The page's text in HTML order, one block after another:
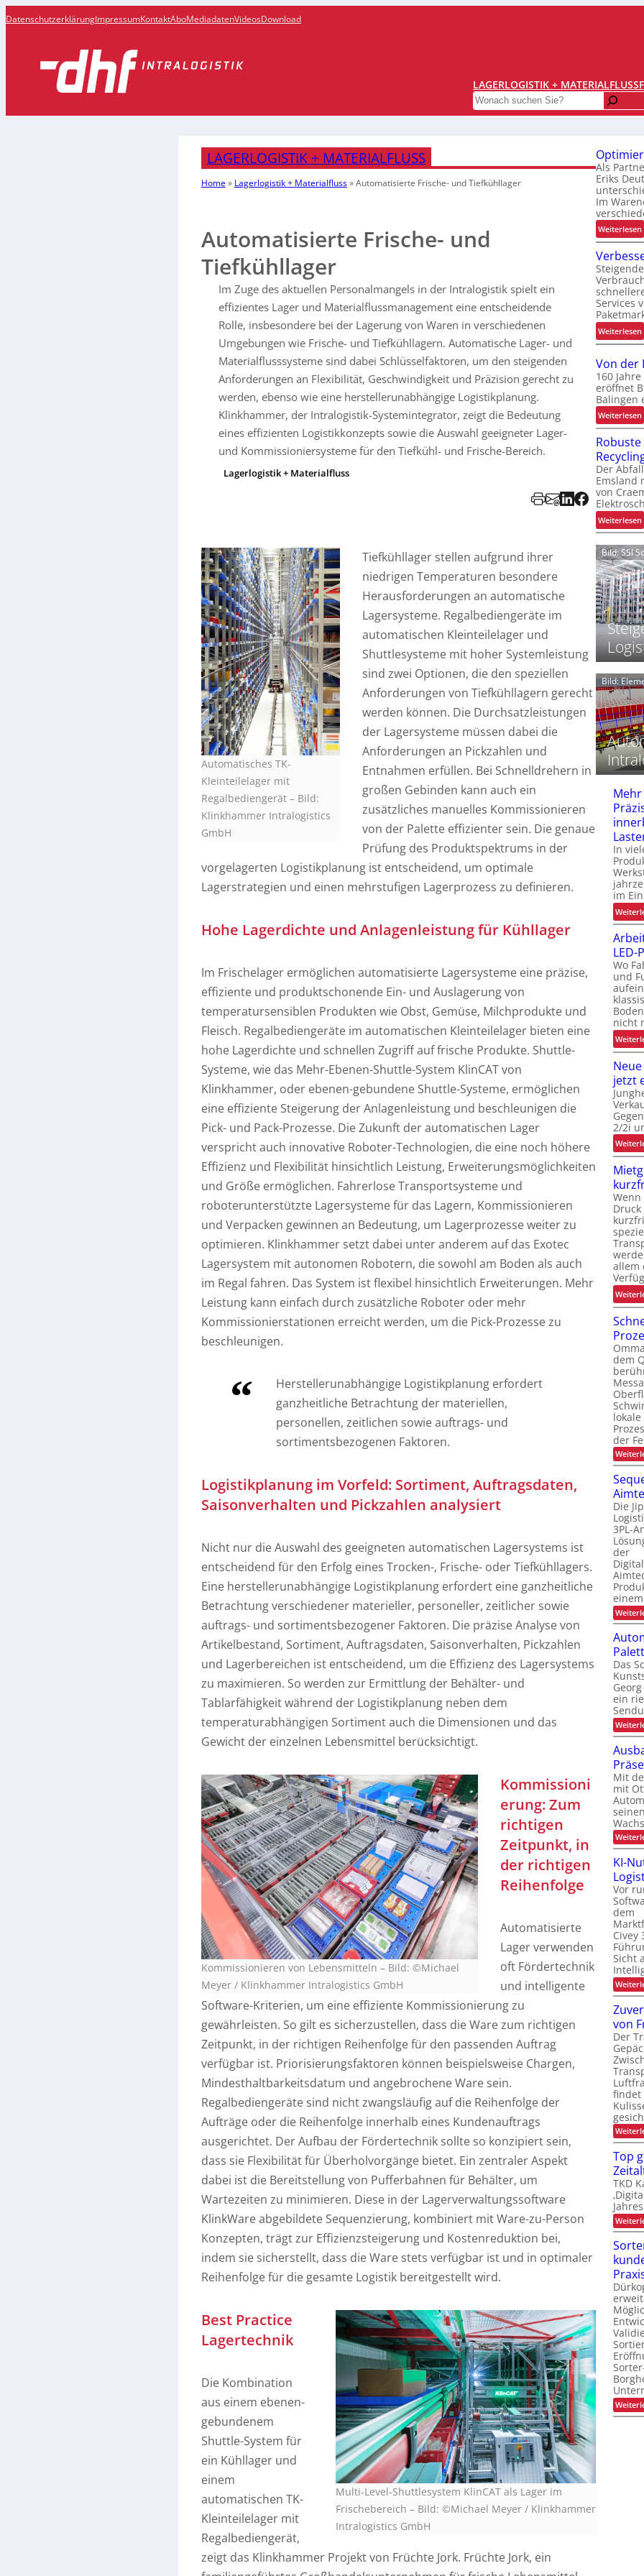
DatenschutzerklärungImpressumKontaktAboMediadatenVideosDownload
LAGERLOGISTIK + MATERIALFLUSS
Search
LAGERLOGISTIK + MATERIALFLUSS
Home» Lagerlogistik + Materialfluss»Automatisierte Frische- und Tiefkühllager
Automatisierte Frische- und
Tiefkühllager
Im Zuge des aktuellen Personalmangels in der Intralogistik spielt ein
effizientes Lager und Materialflussmanagement eine entscheidende
Rolle, insbesondere bei der Lagerung von Waren in verschiedenen
Umgebungen wie Frische- und Tiefkühllagern. Automatische Lager- und
Materialflusssysteme sind dabei Schlüsselfaktoren, um den steigenden
Anforderungen an Flexibilität, Geschwindigkeit und Präzision gerecht zu
werden, ebenso wie eine herstellerunabhängige Logistikplanung.
Klinkhammer, der Intralogistik-Systemintegrator, zeigt die Bedeutung
eines effizienten Logistikkonzepts sowie die Auswahl geeigneter Lager-
und Kommissioniersysteme für den Tiefkühl- und Frische-Bereich.
Lagerlogistik + Materialfluss
Automatisches TK-
Kleinteilelager mit
Regalbediengerät– Bild:
Klinkhammer Intralogistics
GmbH
Tiefkühllager stellen aufgrund ihrer
niedrigen Temperaturen besondere
Herausforderungen an automatische
Lagersysteme. Regalbediengeräte im
automatischen Kleinteilelager und
Shuttlesysteme mit hoher Systemleistung
sind zwei Optionen, die den speziellen
Anforderungen von Tiefkühllagern gerecht
werden können. Die Durchsatzleistungen
der Lagersysteme müssen dabei die
Anforderungen an Pickzahlen und
Entnahmen erfüllen. Bei Schnelldrehern in
großen Gebinden kann auch ein
zusätzliches manuelles Kommissionieren
von der Palette effizienter sein. Die genaue
Prüfung des Produktspektrums in der
vorgelagerten Logistikplanung ist entscheidend, um optimale
Lagerstrategien und einen mehrstufigen Lagerprozess zu definieren.
Hohe Lagerdichte und Anlagenleistung für Kühllager
Im Frischelager ermöglichen automatisierte Lagersysteme eine präzise,
effiziente und produktschonende Ein- und Auslagerung von
temperatursensiblen Produkten wie Obst, Gemüse, Milchprodukte und
Fleisch. Regalbediengeräte im automatischen Kleinteilelager bieten eine
hohe Lagerdichte und schnellen Zugriff auf frische Produkte. Shuttle-
Systeme, wie das Mehr-Ebenen-Shuttle-System KlinCAT von
Klinkhammer, oder ebenen-gebundene Shuttle-Systeme, ermöglichen
eine effiziente Steigerung der Anlagenleistung und beschleunigen die
Pick- und Pack-Prozesse. Die Zukunft der automatischen Lager
verspricht auch innovative Roboter-Technologien, die eine noch höhere
Effizienz und Flexibilität hinsichtlich Leistung, Erweiterungsmöglichkeiten
und Größe ermöglichen. Fahrerlose Transportsysteme und
roboterunterstützte Lagersysteme für das Lagern, Kommissionieren
und Verpacken gewinnen an Bedeutung, um Lagerprozesse weiter zu
optimieren. Klinkhammer setzt dabei unter anderem auf das Exotec
Lagersystem mit autonomen Robotern, die sowohl am Boden als auch
im Regal fahren. Das System ist flexibel hinsichtlich Erweiterungen. Mehr
Leistung kann einfach durch zusätzliche Roboter oder mehr
Kommissionierstationen erreicht werden, um die Pick-Prozesse zu
beschleunigen.
Herstellerunabhängige Logistikplanung erfordert
ganzheitliche Betrachtung der materiellen,
personellen, zeitlichen sowie auftrags- und
sortimentsbezogenen Faktoren.
Logistikplanung im Vorfeld: Sortiment, Auftragsdaten,
Saisonverhalten und Pickzahlen analysiert
Nicht nur die Auswahl des geeigneten automatischen Lagersystems ist
entscheidend für den Erfolg eines Trocken-, Frische- oder Tiefkühllagers.
Eine herstellerunabhängige Logistikplanung erfordert eine ganzheitliche
Betrachtung verschiedener materieller, personeller, zeitlicher sowie
auftrags- und sortimentsbezogener Faktoren. Die präzise Analyse von
Artikelbestand, Sortiment, Auftragsdaten, Saisonverhalten, Pickzahlen
und Lagerbereichen ist entscheidend, um die Effizienz des Lagersystems
zu maximieren. So werden zur Ermittlung der Behälter- und
Tablarfähigkeit während der Logistikplanung neben dem
temperaturabhängigen Sortiment auch die Dimensionen und das
Gewicht der einzelnen Lebensmittel berücksichtigt.
Kommissionieren von Lebensmitteln – Bild: ©Michael
Meyer / Klinkhammer Intralogistics GmbH
Kommissioni
erung: Zum
richtigen
Zeitpunkt, in
der richtigen
Reihenfolge
Automatisierte
Lager verwenden
oft Fördertechnik
und intelligente
Software-Kriterien, um eine effiziente Kommissionierung zu
gewährleisten. So gilt es sicherzustellen, dass die Ware zum richtigen
Zeitpunkt, in der richtigen Reihenfolge für den passenden Auftrag
verfügbar ist. Priorisierungsfaktoren können beispielsweise Chargen,
Mindesthaltbarkeitsdatum und angebrochene Ware sein.
Regalbediengeräte sind nicht zwangsläufig auf die Reihenfolge der
Aufträge oder die Reihenfolge innerhalb eines Kundenauftrags
ausgerichtet. Der Aufbau der Fördertechnik sollte so konzipiert sein,
dass sie Flexibilität für Überholvorgänge bietet. Ein zentraler Aspekt
dabei ist die Bereitstellung von Pufferbahnen für Behälter, um
Wartezeiten zu minimieren. Diese in der Lagerverwaltungssoftware
KlinkWare abgebildete Sequenzierung, kombiniert mit Ware-zu-Person
Konzepten, trägt zur Effizienzsteigerung und Kostenreduktion bei,
indem sie sicherstellt, dass die Ware stets verfügbar ist und in optimaler
Reihenfolge für die gesamte Logistik bereitgestellt wird.
Multi-Level-Shuttlesystem KlinCAT als Lager im
Frischebereich – Bild: ©Michael Meyer / Klinkhammer
Intralogistics GmbH
Best Practice
Lagertechnik
Die Kombination
aus einem ebenen-
gebundenem
Shuttle-System für
ein Kühllager und
einem
automatischen TK-
Kleinteilelager mit
Regalbediengerät,
zeigt das Klinkhammer Projekt von Früchte Jork. Früchte Jork, ein
Als
Eriks
Im
Weiterlesen:
t
i
i
e
r
l
t
t
e
c
s
l
Services
Weiterlesen:
e
r
s
s
r
t
s
K
u
r
l
i
s
Von der
160
eröffnet
Balingen
Weiterlesen:
o
r
L
a
z
r
I
Der
Emsland
von
Weiterlesen:
s
t
s
g
f
r
c
y
c
l
i
f
Bild: SSI
Bild:
In
im
LED-
Wo
und
nicht
jetzt
2/2i
allem
dem
lokale
der
Die
3PL-
der
Das
ein
Mit
mit
KI-
Vor
dem
Civey
Sicht
von
Der
findet
Top
TKD